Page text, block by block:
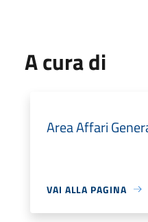
A cura di
Area Affari
VAI ALLA PAGINA